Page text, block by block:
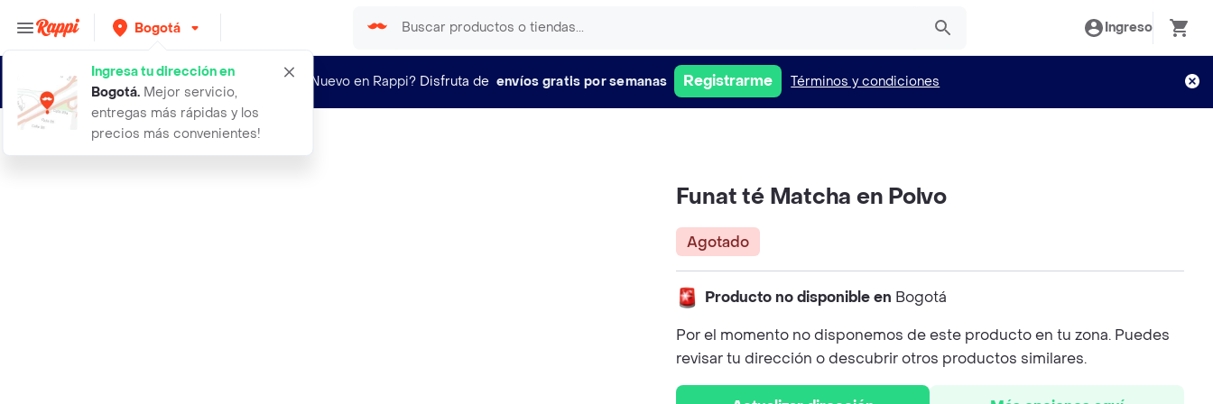
Bogotá
Ingresa tu dirección en
Bogotá. Mejor servicio,
entregas más rápidas y los
precios más convenientes!
Ingreso
¿Nuevo en Rappi? Disfruta de envíos gratis por semanas Registrarme Términos y condiciones
funat te matcha en polvo
Funat té Matcha en Polvo
Agotado
Producto no disponible en Bogotá
Por el momento no disponemos de este producto en tu zona. Puedes
revisar tu dirección o descubrir otros productos similares.